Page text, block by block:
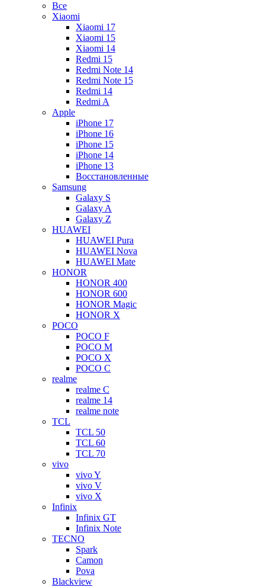
Все
Xiaomi
Xiaomi 17
Xiaomi 15
Xiaomi 14
Redmi 15
Redmi Note 14
Redmi Note 15
Redmi 14
Redmi A
Apple
iPhone 17
iPhone 16
iPhone 15
iPhone 14
iPhone 13
Восстановленные
Samsung
Galaxy S
Galaxy A
Galaxy Z
HUAWEI
HUAWEI Pura
HUAWEI Nova
HUAWEI Mate
HONOR
HONOR 400
HONOR 600
HONOR Magic
HONOR X
POCO
POCO F
POCO M
POCO X
POCO C
realme
realme C
realme 14
realme note
TCL
TCL 50
TCL 60
TCL 70
vivo
vivo Y
vivo V
vivo X
Infinix
Infinix GT
Infinix Note
TECNO
Spark
Camon
Pova
Blackview